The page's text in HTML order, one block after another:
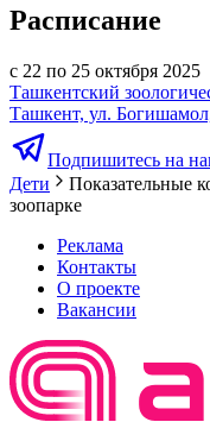
Расписание
с 22 по 25 октября 2025
Ташкентский
Ташкент, ул.
Подпишитесь на
Дети
Показательные
зоопарке
Реклама
Контакты
О проекте
Вакансии